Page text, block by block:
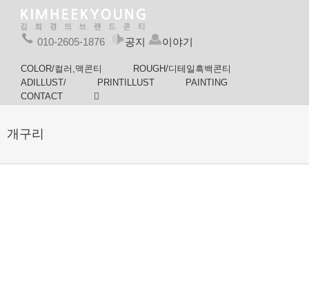
010-2605-1876 공지 이야기
COLOR/컬러,맥콘티
ROUGH/디테일흑백콘티
ADILLUST/
PRINTILLUST
PAINTING
CONTACT
개구리